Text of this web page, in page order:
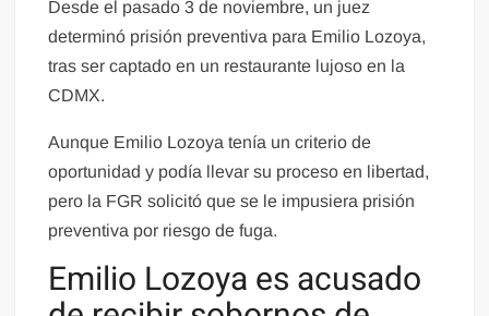
Desde el pasado 3 de noviembre, un juez
determinó prisión preventiva para Emilio Lozoya,
tras ser captado en un restaurante lujoso en la
CDMX.
Aunque Emilio Lozoya tenía un criterio de
oportunidad y podía llevar su proceso en libertad,
pero la FGR solicitó que se le impusiera prisión
preventiva por riesgo de fuga.
Emilio Lozoya es acusado